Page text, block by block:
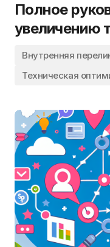
Полное
увеличению
Внутренняя
Техническая